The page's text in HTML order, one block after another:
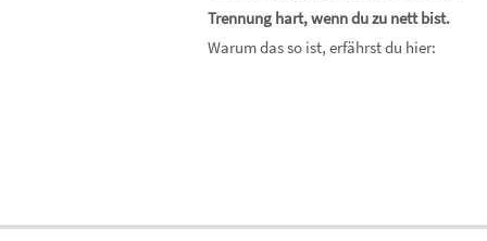
Trennung hart, wenn du zu nett bist.
Warum das so ist, erfährst du hier: